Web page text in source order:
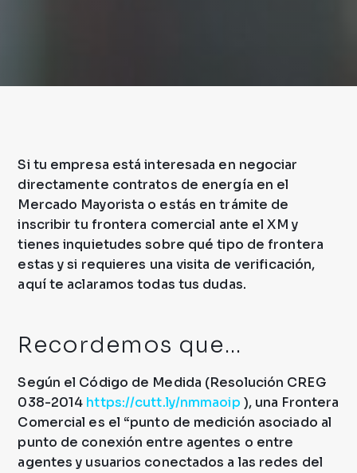
Si tu empresa está interesada en negociar
directamente contratos de energía en el
Mercado Mayorista o estás en trámite de
inscribir tu frontera comercial ante el XM y
tienes inquietudes sobre qué tipo de frontera
estas y si requieres una visita de verificación,
aquí te aclaramos todas tus dudas.
Recordemos que…
Según el Código de Medida (Resolución CREG
038-2014 https://cutt.ly/nmmaoip ), una Frontera
Comercial es el “punto de medición asociado al
punto de conexión entre agentes o entre
agentes y usuarios conectados a las redes del